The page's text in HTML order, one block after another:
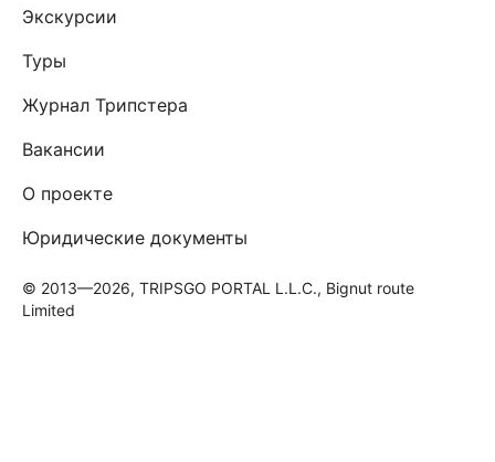
Экскурсии
Туры
Журнал Трипстера
Вакансии
О проекте
Юридические документы
© 2013—2026, TRIPSGO PORTAL L.L.C., Bignut route
Limited